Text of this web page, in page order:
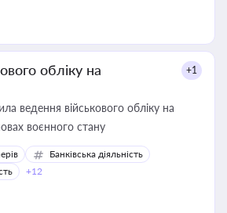
обліку на
+1
ведення військового обліку на
воєнного стану
Банківська діяльність
+12